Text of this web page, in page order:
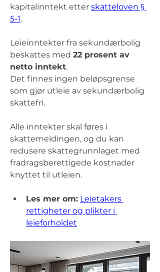
kapitalinntekt etter skatteloven §
5-1.
Leieinntekter fra sekundærbolig
beskattes med 22 prosent av
netto inntekt.
Det finnes ingen beløpsgrense
som gjør utleie av sekundærbolig
skattefri.
Alle inntekter skal føres i
skattemeldingen, og du kan
redusere skattegrunnlaget med
fradragsberettigede kostnader
knyttet til utleien.
Les mer om: Leietakers
rettigheter og plikter i
leieforholdet